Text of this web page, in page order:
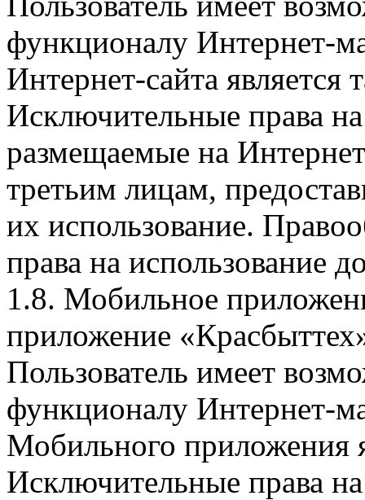
функционалу Интернет-
Интернет-сайта
Исключительные права
размещаемые на
третьим лицам,
их использование.
права на использование
1.8. Мобильное
приложение
Пользователь имеет
функционалу Интернет-
Мобильного приложения
Исключительные права